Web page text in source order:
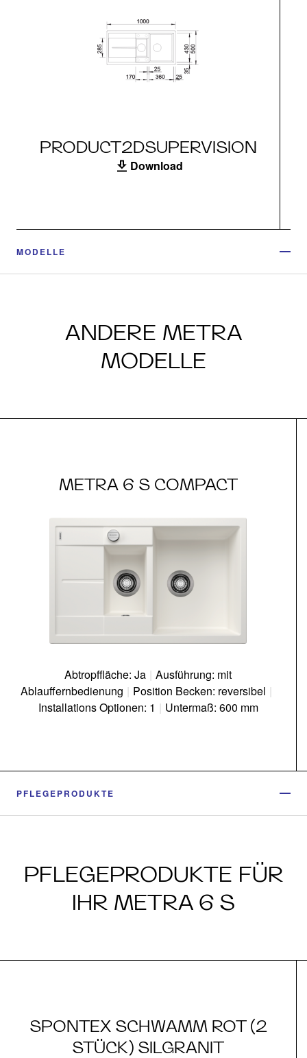
PRODUCT2DSUPERVISION
Download
MODELLE
ANDERE METRA
MODELLE
METRA 6 S COMPACT
Abtropffläche: Ja | Ausführung: mit
Ablauffernbedienung | Position Becken: reversibel |
Installations Optionen: 1 | Untermaß: 600 mm
PFLEGEPRODUKTE
PFLEGEPRODUKTE FÜR
IHR METRA 6 S
SPONTEX SCHWAMM ROT (2
STÜCK) SILGRANIT